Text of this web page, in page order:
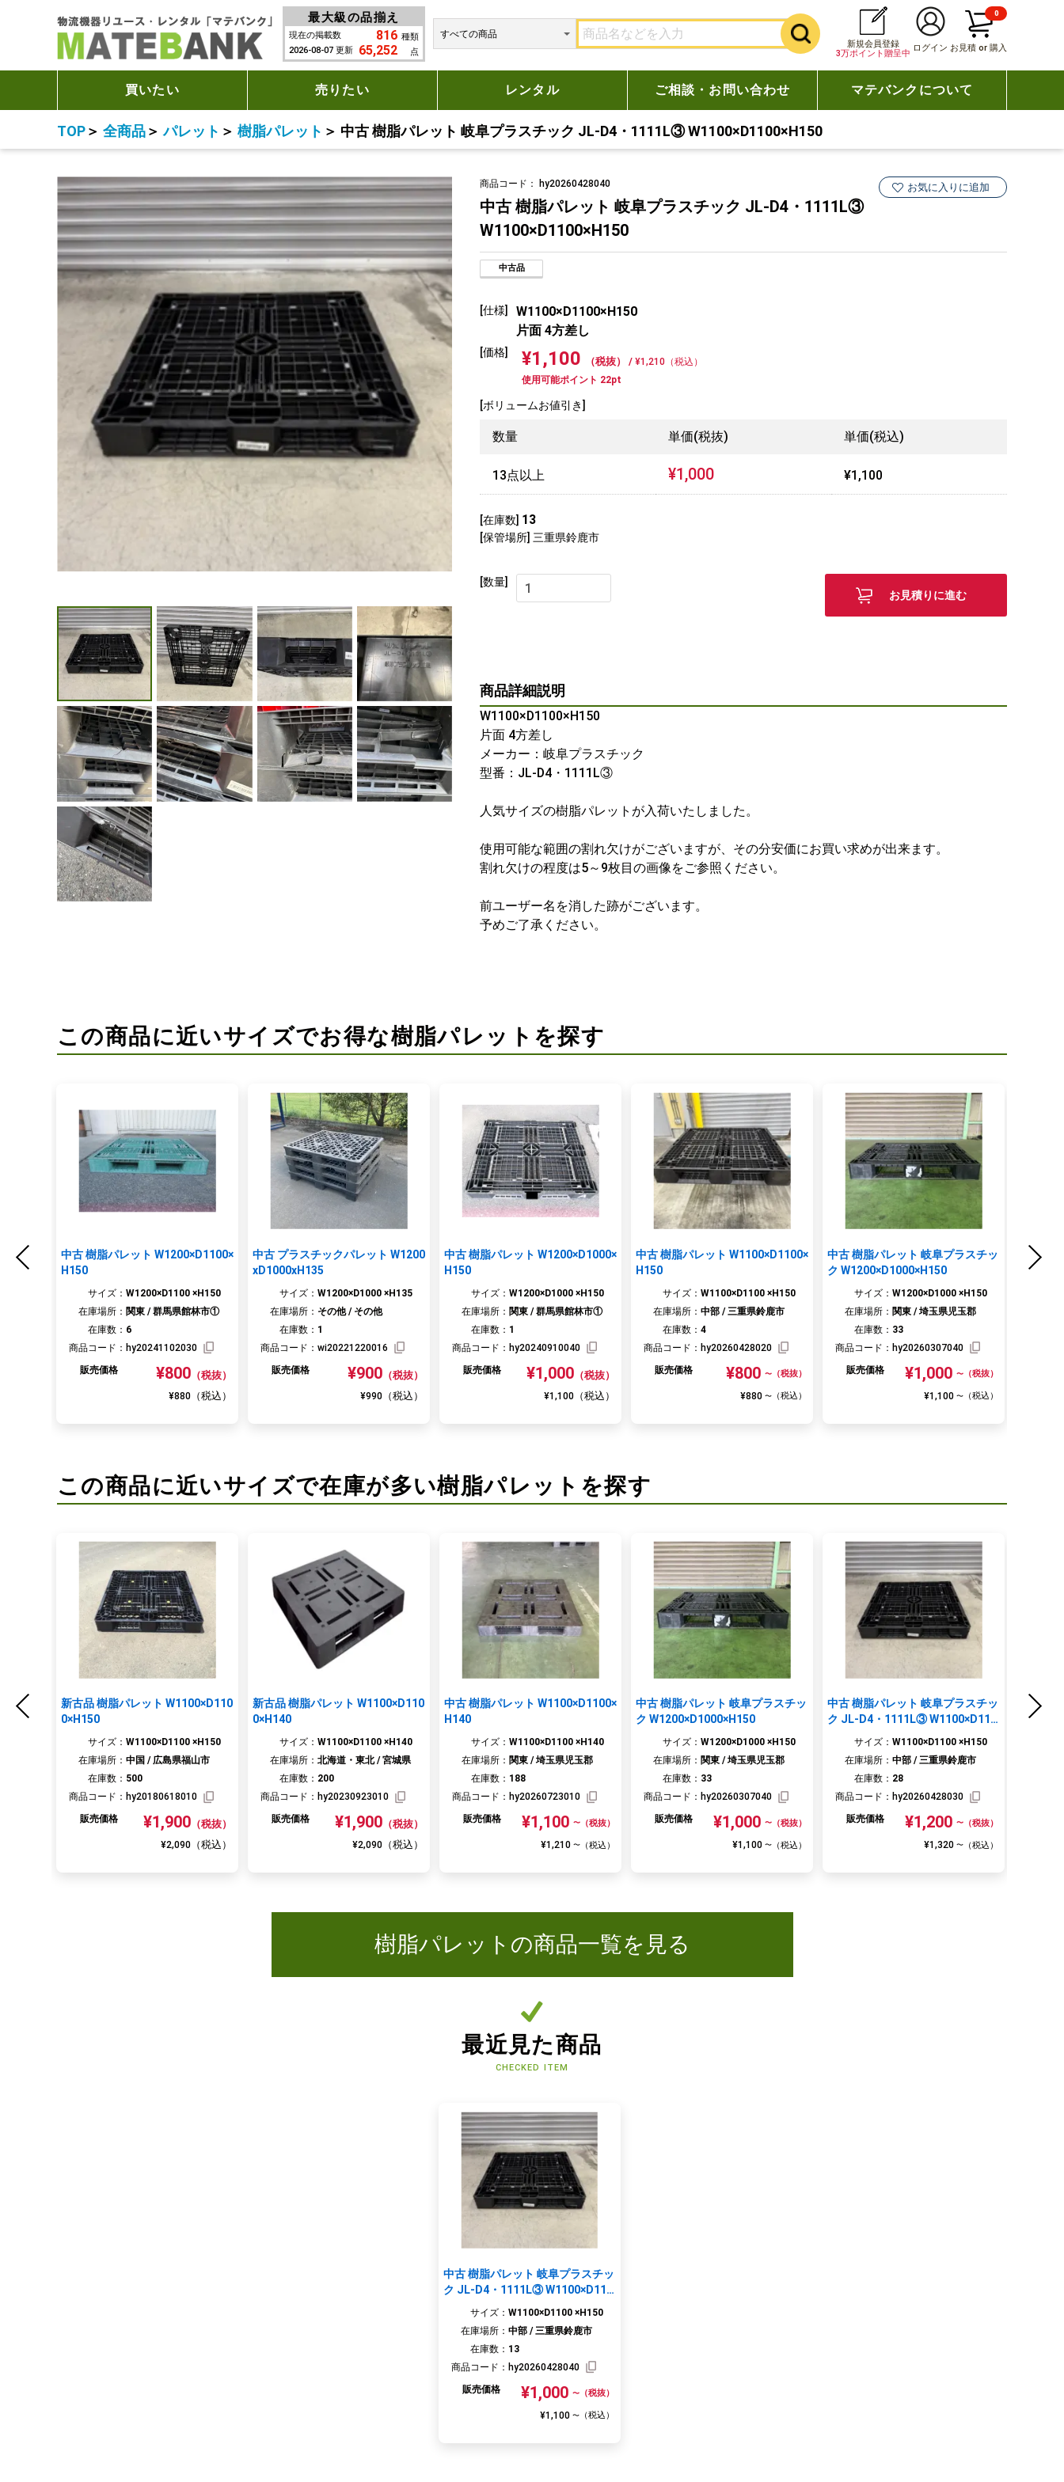
最大級の品揃え
現在の掲載数
2026-08-07 更新
816 種類
65,252 点
新規会員登録
3万ポイント贈呈中
ログイン お見積 or 購入
0
買いたい 売りたい レンタル ご相談・お問い合わせ マテバンクについて
TOP＞ 全商品＞ パレット ＞ 樹脂パレット ＞ 中古 樹脂パレット 岐阜プラスチック JL-D4・1111L③ W1100×D1100×H150
商品コード： hy20260428040
中古 樹脂パレット 岐阜プラスチック JL-D4・1111L③
W1100×D1100×H150
お気に入りに追加
中古品
[仕様]
W1100×D1100×H150
片面 4方差し
[価格] ¥1,100 （税抜） / ¥1,210（税込）
使用可能ポイント 22pt
[ボリュームお値引き]
数量 単価(税抜) 単価(税込)
13点以上 ¥1,000 ¥1,100
[在庫数] 13
[保管場所] 三重県鈴鹿市
[数量]
お見積りに進む
商品詳細説明
W1100×D1100×H150
片面 4方差し
メーカー：岐阜プラスチック
型番：JL-D4・1111L③
人気サイズの樹脂パレットが入荷いたしました。
使用可能な範囲の割れ欠けがございますが、その分安価にお買い求めが出来ます。
割れ欠けの程度は5～9枚目の画像をご参照ください。
前ユーザー名を消した跡がございます。
予めご了承ください。
この商品に近いサイズでお得な樹脂パレットを探す
中古 樹脂パレット W1200×D1100×
H150
サイズ： W1200×D1100 ×H150
在庫場所： 関東 / 群馬県館林市①
在庫数： 6
商品コード： hy20241102030
販売価格
¥800 （税抜）
¥880 （税込）
中古 プラスチックパレット W1200
xD1000xH135
サイズ： W1200×D1000 ×H135
在庫場所： その他 / その他
在庫数： 1
商品コード： wi20221220016
販売価格
¥900 （税抜）
¥990 （税込）
中古 樹脂パレット W1200×D1000×
H150
サイズ： W1200×D1000 ×H150
在庫場所： 関東 / 群馬県館林市①
在庫数： 1
商品コード： hy20240910040
販売価格
¥1,000 （税抜）
¥1,100 （税込）
中古 樹脂パレット W1100×D1100×
H150
サイズ： W1100×D1100 ×H150
在庫場所： 中部 / 三重県鈴鹿市
在庫数： 4
商品コード： hy20260428020
販売価格
¥800 〜 （税抜）
¥880 〜 （税込）
中古 樹脂パレット 岐阜プラスチッ
ク W1200×D1000×H150
サイズ： W1200×D1000 ×H150
在庫場所： 関東 / 埼玉県児玉郡
在庫数： 33
商品コード： hy20260307040
販売価格
¥1,000 〜 （税抜）
¥1,100 〜 （税込）
中古 樹
H150
この商品に近いサイズで在庫が多い樹脂パレットを探す
新古品 樹脂パレット W1100×D110
0×H150
サイズ： W1100×D1100 ×H150
在庫場所： 中国 / 広島県福山市
在庫数： 500
商品コード： hy20180618010
販売価格
¥1,900 （税抜）
¥2,090 （税込）
新古品 樹脂パレット W1100×D110
0×H140
サイズ： W1100×D1100 ×H140
在庫場所： 北海道・東北 / 宮城県
在庫数： 200
商品コード： hy20230923010
販売価格
¥1,900 （税抜）
¥2,090 （税込）
中古 樹脂パレット W1100×D1100×
H140
サイズ： W1100×D1100 ×H140
在庫場所： 関東 / 埼玉県児玉郡
在庫数： 188
商品コード： hy20260723010
販売価格
¥1,100 〜 （税抜）
¥1,210 〜 （税込）
中古 樹脂パレット 岐阜プラスチッ
ク W1200×D1000×H150
サイズ： W1200×D1000 ×H150
在庫場所： 関東 / 埼玉県児玉郡
在庫数： 33
商品コード： hy20260307040
販売価格
¥1,000 〜 （税抜）
¥1,100 〜 （税込）
中古 樹脂パレット 岐阜プラスチッ
ク JL-D4・1111L③ W1100×D110
サイズ： W1100×D1100 ×H150
在庫場所： 中部 / 三重県鈴鹿市
在庫数： 28
商品コード： hy20260428030
販売価格
¥1,200 〜 （税抜）
¥1,320 〜 （税込）
中古 樹
H120
樹脂パレットの商品一覧を見る
最近見た商品
CHECKED ITEM
中古 樹脂パレット 岐阜プラスチッ
ク JL-D4・1111L③ W1100×D110
サイズ： W1100×D1100 ×H150
在庫場所： 中部 / 三重県鈴鹿市
在庫数： 13
商品コード： hy20260428040
販売価格
¥1,000 〜（税抜）
¥1,100 〜（税込）
お買い物を続ける お見積りに進む
閉じる